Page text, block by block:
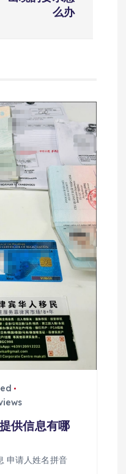
么办
供信息有哪
申请人姓名拼音